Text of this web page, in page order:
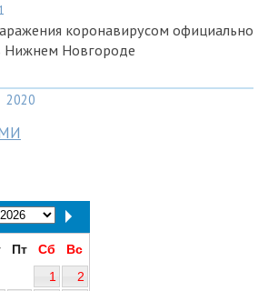
коронавирусом официально
Нижнем Новгороде
2020
Пт Сб
Вс
1
2